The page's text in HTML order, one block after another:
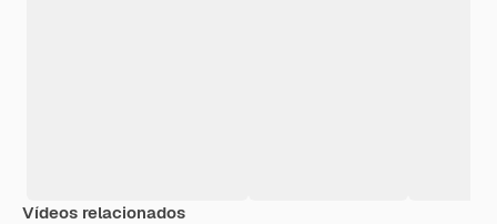
Vídeos relacionados